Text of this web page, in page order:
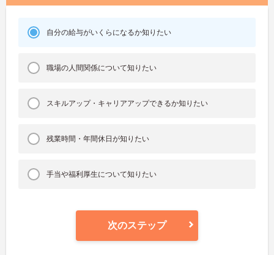
自分の給与がいくらになるか知りたい
職場の人間関係について知りたい
スキルアップ・キャリアアップできるか知りたい
残業時間・年間休日が知りたい
手当や福利厚生について知りたい
次のステップ